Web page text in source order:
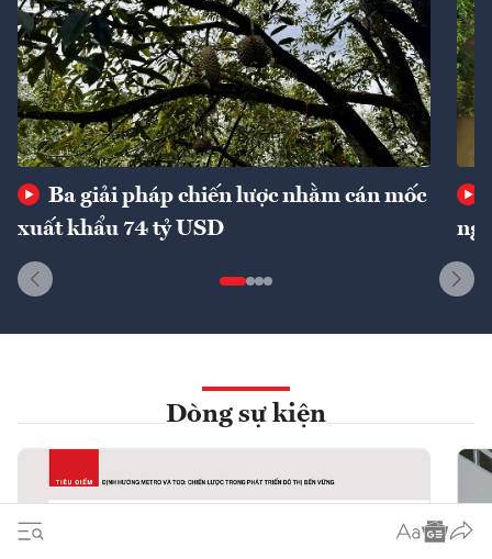
Ba giải pháp chiến lược nhằm cán mốc
xuất khẩu 74 tỷ USD
Dòng sự kiện